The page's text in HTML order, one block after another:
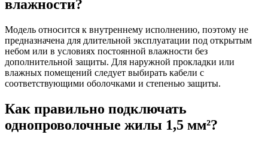
влажности?
Модель относится к внутреннему исполнению, поэтому не
предназначена для длительной эксплуатации под открытым
небом или в условиях постоянной влажности без
дополнительной защиты. Для наружной прокладки или
влажных помещений следует выбирать кабели с
соответствующими оболочками и степенью защиты.
Как правильно подключать
однопроволочные жилы 1,5 мм²?